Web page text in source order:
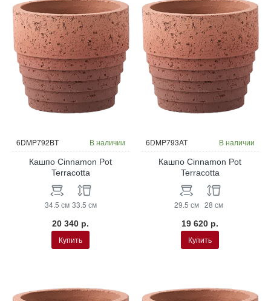
6DMP792BT В наличии
Кашпо Cinnamon Pot
Terracotta
34.5 см 33.5 см
20 340 р.
Купить
6DMP793AT В наличии
Кашпо Cinnamon Pot
Terracotta
29.5 см 28 см
19 620 р.
Купить